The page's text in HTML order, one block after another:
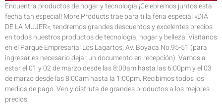
Encuentra productos de hogar y tecnología ¡Celebremos juntos esta
fecha tan especial! More Products trae para ti la feria especial «DÍA
DE LA MUJER«, tendremos grandes descuentos y excelentes precios
en todos nuestros productos de tecnología, hogar y belleza. Visítanos
en el Parque Empresarial Los Lagartos, Av. Boyaca No.95-51 (para
ingresar es necesario dejar un documento en recepción). Vamos a
estar el 01 y 02 de marzo desde las 8:00am hasta las 6:00pm y el 03
de marzo desde las 8:00am hasta la 1:00pm. Recibimos todos los
medios de pago. Ven y disfruta de grandes productos a los mejores
precios.